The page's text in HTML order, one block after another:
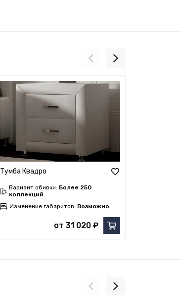
Тумба Квадро
Вариант обивки: Более 250
коллекций
Изменение габаритов: Возможно
от 31 020 ₽